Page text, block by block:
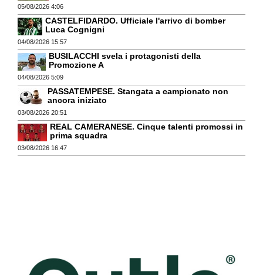
05/08/2026 4:06
CASTELFIDARDO. Ufficiale l'arrivo di bomber
Luca Cognigni
04/08/2026 15:57
BUSILACCHI svela i protagonisti della
Promozione A
04/08/2026 5:09
PASSATEMPESE. Stangata a campionato non
ancora iniziato
03/08/2026 20:51
REAL CAMERANESE. Cinque talenti promossi in
prima squadra
03/08/2026 16:47